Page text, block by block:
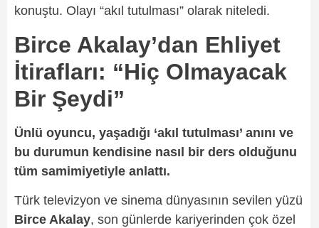
konuştu. Olayı “akıl tutulması” olarak niteledi.
Birce Akalay’dan Ehliyet
İtirafları: “Hiç Olmayacak
Bir Şeydi”
Ünlü oyuncu, yaşadığı ‘akıl tutulması’ anını ve
bu durumun kendisine nasıl bir ders olduğunu
tüm samimiyetiyle anlattı.
Türk televizyon ve sinema dünyasının sevilen yüzü
Birce Akalay, son günlerde kariyerinden çok özel